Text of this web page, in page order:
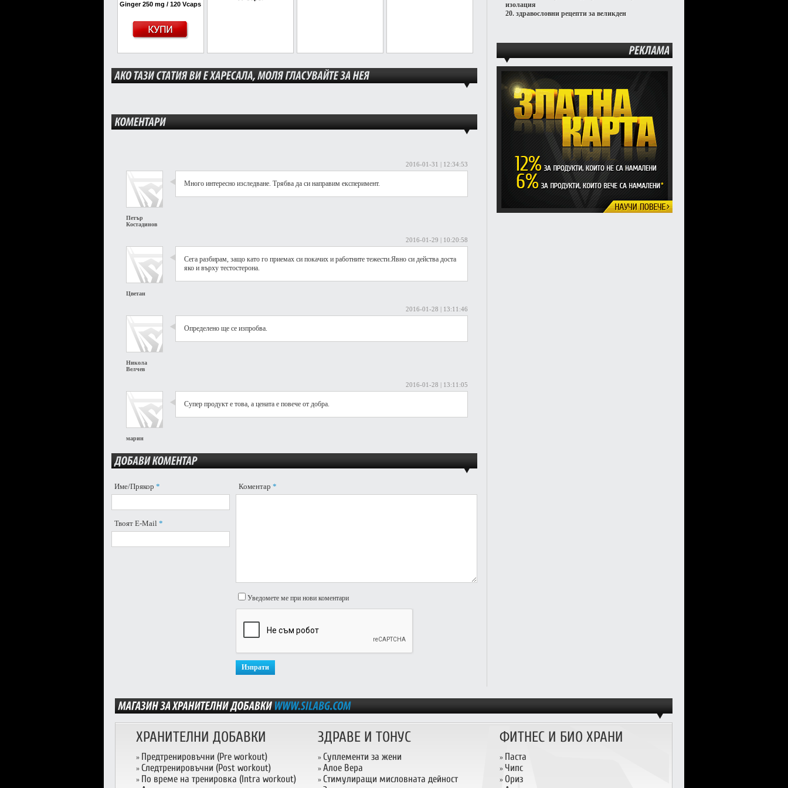
Ginger 250 mg / 120 Vcaps
2016-01-31 | 12:34:53
Петър
Костадинов
Много интересно изследване. Трябва да си направим експеримент.
2016-01-29 | 10:20:58
Цветан
Сега разбирам, защо като го приемах си покачих и работните тежести.Явно си действа доста
яко и върху тестостерона.
2016-01-28 | 13:11:46
Никола
Велчев
Определено ще се изпробва.
2016-01-28 | 13:11:05
марин
Супер продукт e това, а цената е повече от добра.
Име/Прякор *
Твоят E-Mail *
Коментар *
Уведомете ме при нови коментари
изолация
20. здравословни рецепти за великден
ХРАНИТЕЛНИ ДОБАВКИ
» Предтренировъчни (Pre workout)
» Следтренировъчни (Post workout)
» По време на тренировка (Intra workout)
ЗДРАВЕ И ТОНУС
» Суплементи за жени
» Алое Вера
» Стимулиращи мисловната дейност
ФИТНЕС И БИО ХРАНИ
» Паста
» Чипс
» Ориз